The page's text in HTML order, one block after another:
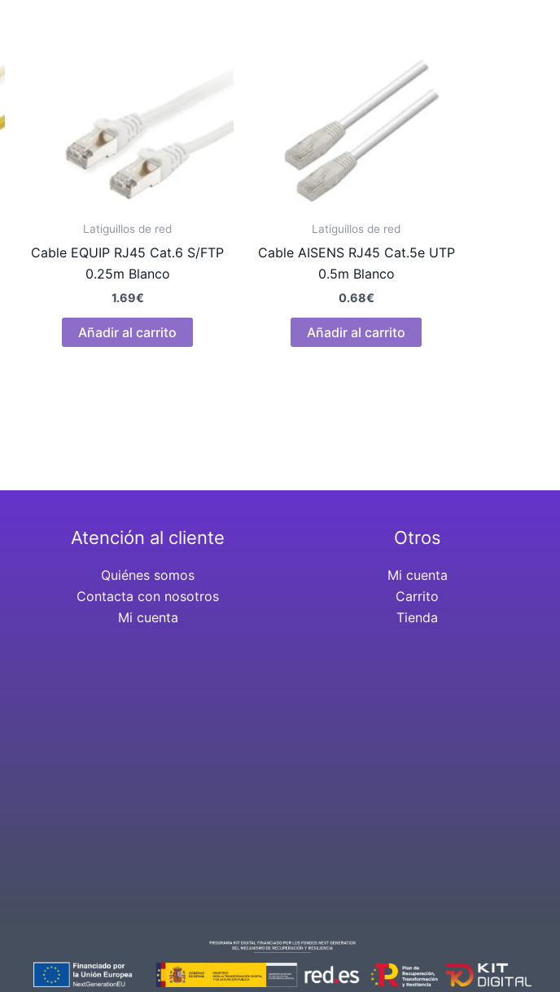
Latiguillos de red
Cable EQUIP RJ45 Cat.6 S/FTP
0.25m Blanco
1.69€
Añadir al carrito
Latiguillos de red
Cable AISENS RJ45 Cat.5e UTP
0.5m Blanco
0.68€
Añadir al carrito
Atención al cliente
Quiénes somos
Contacta con nosotros
Mi cuenta
Otros
Mi cuenta
Carrito
Tienda